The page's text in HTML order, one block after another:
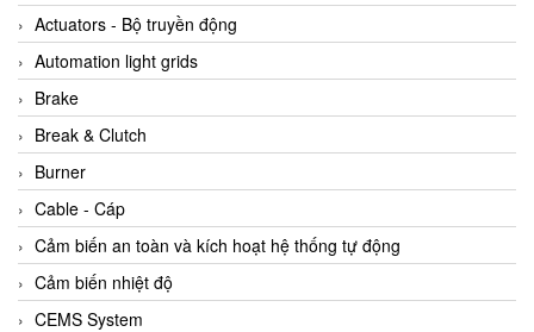
Actuators - Bộ truyền động
Automation light grids
Brake
Break & Clutch
Burner
Cable - Cáp
Cảm biến an toàn và kích hoạt hệ thống tự động
Cảm biến nhiệt độ
CEMS System